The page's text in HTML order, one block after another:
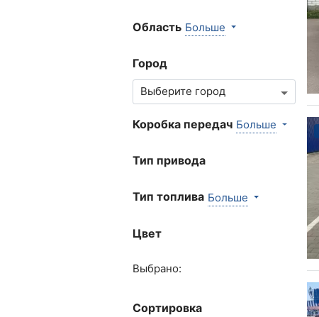
Область Больше
Город
Коробка передач Больше
Тип привода
Тип топлива Больше
Цвет
Выбрано:
Сортировка